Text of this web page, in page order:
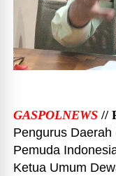
GASPOLNEWS//
Pengurus Daerah
Pemuda
Ketua Umum